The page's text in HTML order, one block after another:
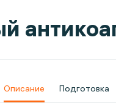
Описание Подготовка